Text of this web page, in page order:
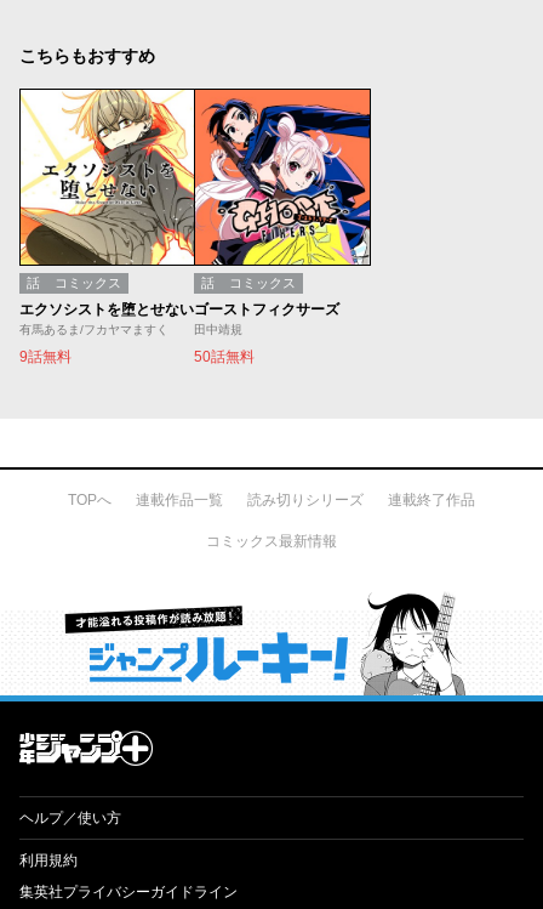
こちらもおすすめ
話 コミックス
エクソシストを堕とせない
有馬あるま/フカヤマますく
9話無料
話 コミックス
ゴーストフィクサーズ
田中靖規
50話無料
TOPへ 連載作品一覧 読み切りシリーズ 連載終了作品
コミックス最新情報
才能溢れる投稿作が読み放題！ ジャンプルーキー！
ヘルプ／使い方
利用規約
集英社プライバシーガイドライン